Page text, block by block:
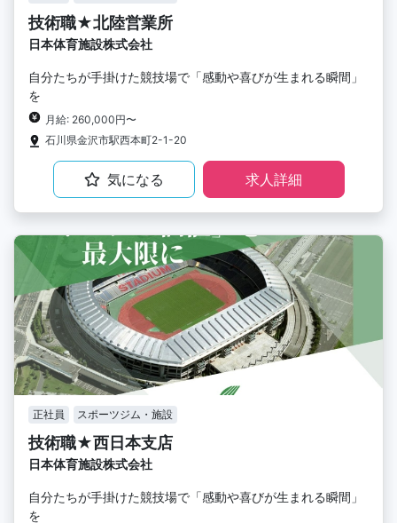
技術職★北陸営業所
日本体育施設株式会社
自分たちが手掛けた競技場で「感動や喜びが生まれる瞬間」
を
月給: 260,000円〜
石川県金沢市駅西本町2-1-20
気になる 求人詳細
正社員 スポーツジム・施設
技術職★西日本支店
日本体育施設株式会社
自分たちが手掛けた競技場で「感動や喜びが生まれる瞬間」
を